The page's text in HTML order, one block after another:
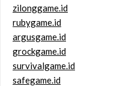
zilonggame.id
rubygame.id
argusgame.id
grockgame.id
survivalgame.id
safegame.id